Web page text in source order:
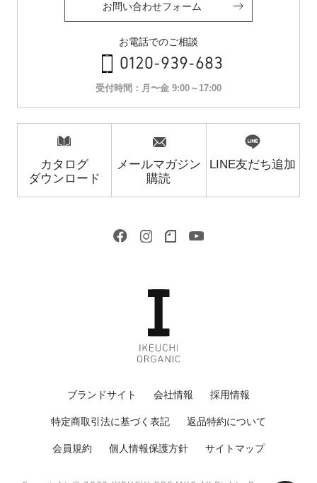
お問い合わせフォーム
お電話でのご相談
0120-939-683
受付時間：月〜金 9:00～17:00
カタログ
ダウンロード
メールマガジン
購読
LINE友だち追加
ブランドサイト 会社情報 採用情報
特定商取引法に基づく表記 返品特約について
会員規約 個人情報保護方針 サイトマップ